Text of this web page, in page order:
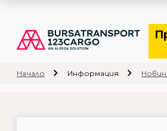
Начало Информация